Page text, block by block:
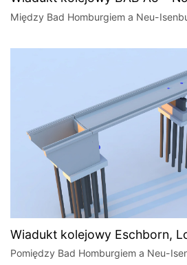
Między Bad Homburgiem a Neu-
Wiadukt kolejowy Eschborn,
Pomiędzy Bad Homburgiem a Neu-